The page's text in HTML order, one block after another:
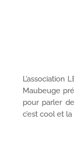
L’association
Maubeuge
pour parler
c’est cool et